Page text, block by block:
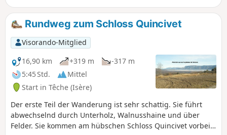
Rundweg zum Schloss Quincivet
Visorando-Mitglied
16,90 km
+319 m
-317 m
5:45 Std.
Mittel
Start in Têche (Isère)
Der erste Teil der Wanderung ist sehr schattig. Sie führt
abwechselnd durch Unterholz, Walnusshaine und über
Felder. Sie kommen am hübschen Schloss Quincivet vorbei